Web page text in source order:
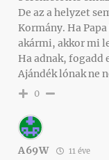
De az a helyzet
Kormány. Ha
akármi, akkor mi
Ha adnak, fogadd
Ajándék lónak ne
0
A69W 11 éve